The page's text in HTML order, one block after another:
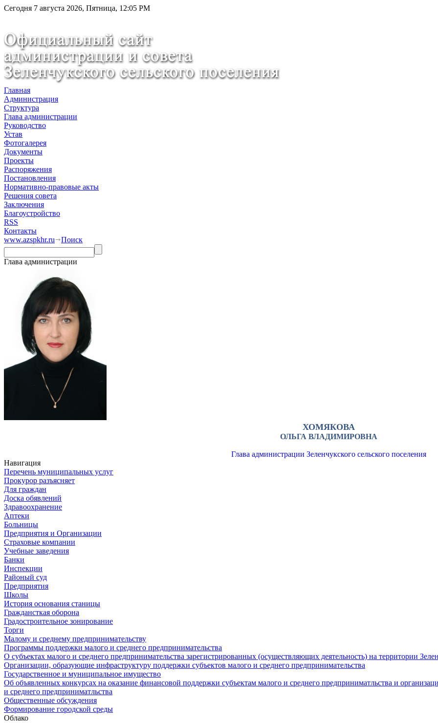
Сегодня 7 августа 2026, Пятница, 12:05 PM
Главная
Администрация
Структура
Глава администрации
Руководство
Устав
Фотогалерея
Документы
Проекты
Распоряжения
Постановления
Нормативно-правовые акты
Решения совета
Заключения
Благоустройство
RSS
Контакты
www.azspkhr.ru
Поиск
Глава администрации
ХОМЯКОВА
ОЛЬГА ВЛАДИМИРОВНА
Глава администрации Зеленчукского сельского поселения
Навигация
Перечень муниципальных услуг
Прокурор разъясняет
Для граждан
Доска обявлений
Здравоохранение
Аптеки
Больницы
Предприятия и Организации
Страховые компании
Учебные заведения
Банки
Инспекции
Районый суд
Предприятия
Школы
История основания станицы
Граждансткая оборона
Градостроительное зонирование
Торги
Малому и среднему предпринимательству
Программы поддержки малого и среднего предпринимательства
О субъектах малого и среднего предпринимательства зарегистрированных (осуществляющих деятельность) на территории
Организации, образующие инфраструктуру поддержки субъектов малого и среднего предпринимательства
Государственное и муниципальное имущество
Об объявленных конкурсах на оказание финансовой поддержки субъектам малого и среднего предприниматльства и
и среднего предприниматльства
Общественные обсуждения
Формирование городской среды
Облако